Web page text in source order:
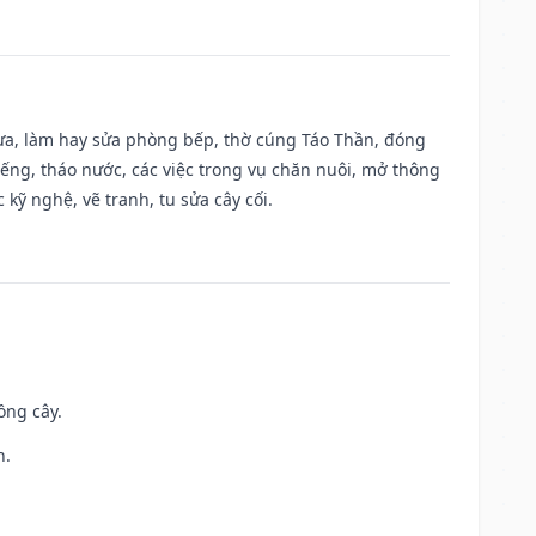
làm hay sửa phòng bếp, thờ cúng Táo Thần, đóng
tháo nước, các việc trong vụ chăn nuôi, mở thông
nghệ, vẽ tranh, tu sửa cây cối.
cây.